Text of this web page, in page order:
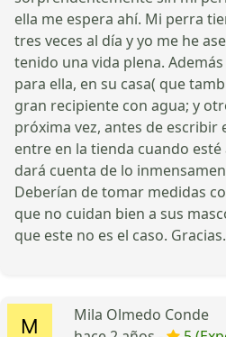
ella me espera ahí. Mi perra
tres veces al día y yo me he
tenido una vida plena.
para ella, en su casa( que
gran recipiente con agua; y
próxima vez, antes de escribir
entre en la tienda cuando
dará cuenta de lo
Deberían de tomar medidas
que no cuidan bien a sus
que este no es el caso.
Mila Olmedo Conde